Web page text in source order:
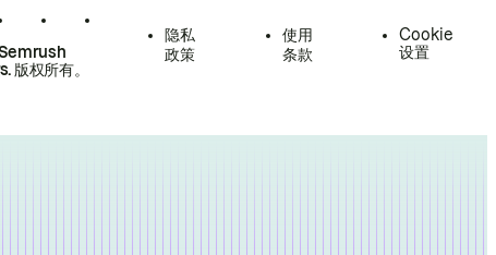
版权所有。
隐私
政策
使用
条款
Cookie
设置